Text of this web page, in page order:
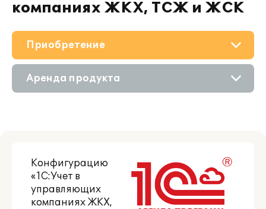
компаниях ЖКХ, ТСЖ и ЖСК
О решении
Приобретение
Партнерам
Приобретение у партнера
Аренда продукта
Конфигурацию
«1С:Учет в
управляющих
компаниях ЖКХ,